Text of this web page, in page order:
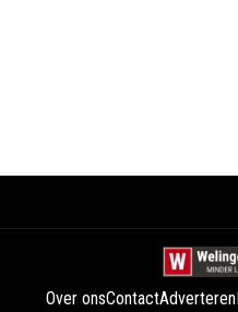
Over onsContactAdverteren